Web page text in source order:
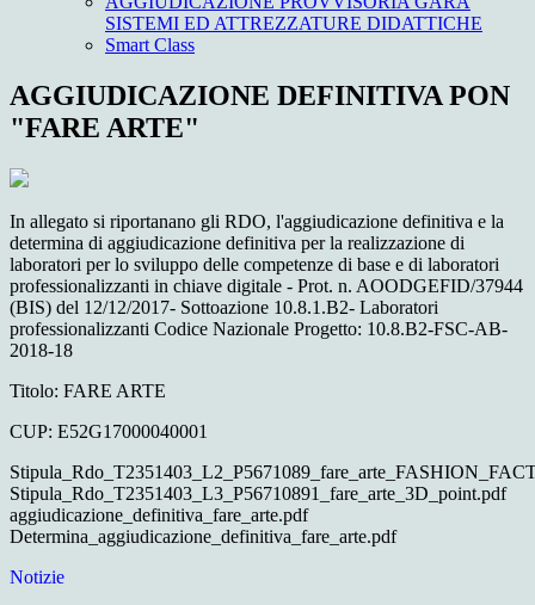
SISTEMI ED ATTREZZATURE DIDATTICHE
Smart Class
AGGIUDICAZIONE DEFINITIVA PON
"FARE ARTE"
In allegato si riportanano gli RDO, l'aggiudicazione definitiva e la
determina di aggiudicazione definitiva per la realizzazione di
laboratori per lo sviluppo delle competenze di base e di laboratori
professionalizzanti in chiave digitale - Prot. n. AOODGEFID/37944
(BIS) del 12/12/2017- Sottoazione 10.8.1.B2- Laboratori
professionalizzanti Codice Nazionale Progetto: 10.8.B2-FSC-AB-
2018-18
Titolo: FARE ARTE
CUP: E52G17000040001
Stipula_Rdo_T2351403_L3_P56710891_fare_arte_3D_point.pdf
aggiudicazione_definitiva_fare_arte.pdf
Determina_aggiudicazione_definitiva_fare_arte.pdf
Notizie